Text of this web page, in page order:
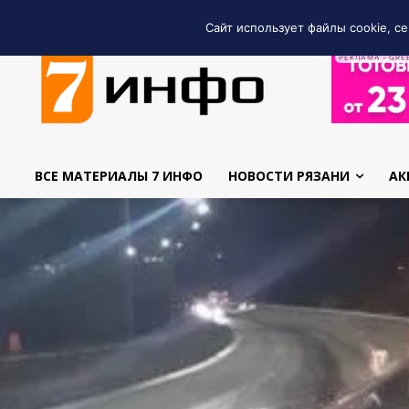
РЕКЛАМА •
ВСЕ МАТЕРИАЛЫ 7 ИНФО НОВОСТИ РЯЗАНИ
Сайт использует файлы cookie,